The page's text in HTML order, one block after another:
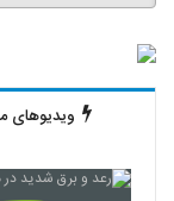
ویدیوهای